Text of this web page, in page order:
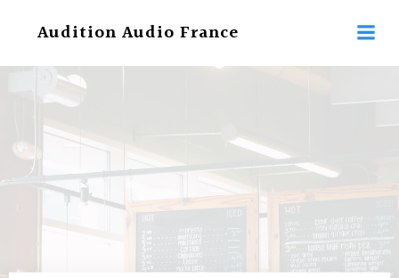
au
Audition Audio France